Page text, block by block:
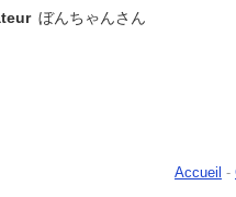
ぼんちゃんさん
Accueil -